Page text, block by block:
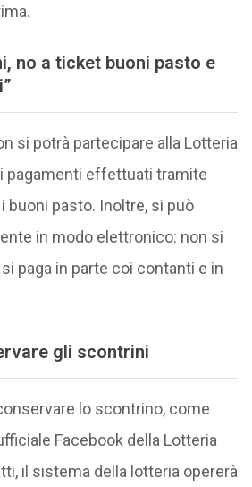
no a ticket buoni pasto e
si potrà partecipare alla Lotteria
pagamenti effettuati tramite
i buoni pasto. Inoltre, si può
in modo elettronico: non si
paga in parte coi contanti e in
gli scontrini
lo scontrino, come
Facebook della Lotteria
il sistema della lotteria opererà